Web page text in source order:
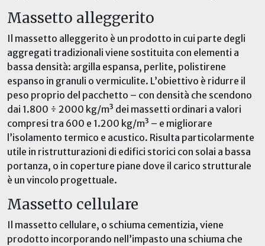
Massetto alleggerito
Il massetto alleggerito è un prodotto in cui parte degli
aggregati tradizionali viene sostituita con elementi a
bassa densità: argilla espansa, perlite, polistirene
espanso in granuli o vermiculite. L’obiettivo è ridurre il
peso proprio del pacchetto – con densità che scendono
dai 1.800 ÷ 2000 kg/m³ dei massetti ordinari a valori
compresi tra 600 e 1.200 kg/m³ – e migliorare
l’isolamento termico e acustico. Risulta particolarmente
utile in ristrutturazioni di edifici storici con solai a bassa
portanza, o in coperture piane dove il carico strutturale
è un vincolo progettuale.
Massetto cellulare
Il massetto cellulare, o schiuma cementizia, viene
prodotto incorporando nell’impasto una schiuma che